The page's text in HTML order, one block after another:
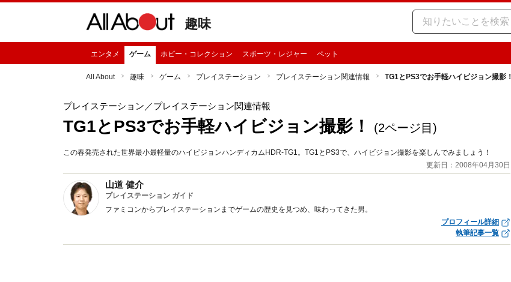
趣味
エンタメ ゲーム ホビー・コレクション スポーツ・レジャー ペット
All About 趣味 ゲーム プレイステーション プレイステーション関連情報 TG1とPS3でお手軽ハイビジョン撮影！
プレイステーション ／プレイステーション関連情報
TG1とPS3でお手軽ハイビジョン撮影！ (2ページ目)
この春発売された世界最小最軽量のハイビジョンハンディカムHDR-TG1。TG1とPS3で、ハイビジョン撮影を楽しんでみましょう！
更新日：2008年04月30日
山道 健介
プレイステーション ガイド
ファミコンからプレイステーションまでゲームの歴史を見つめ、味わってきた男。
プロフィール詳細
執筆記事一覧